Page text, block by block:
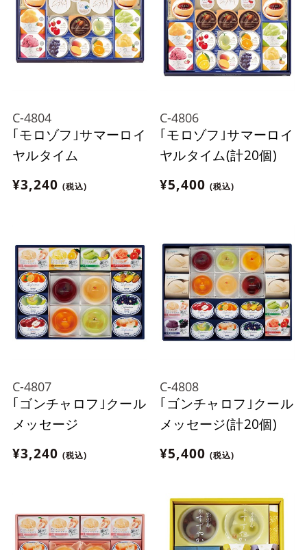
C-4804
｢モロゾフ｣サマーロイ
ヤルタイム
¥3,240 (税込)
C-4806
｢モロゾフ｣サマーロイ
ヤルタイム(計20個)
¥5,400 (税込)
C-4807
｢ゴンチャロフ｣クール
メッセージ
¥3,240 (税込)
C-4808
｢ゴンチャロフ｣クール
メッセージ(計20個)
¥5,400 (税込)